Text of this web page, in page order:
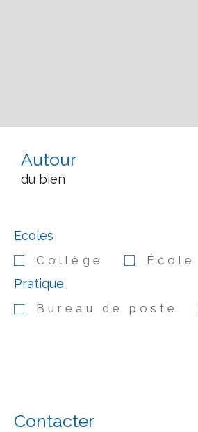
Autour
du bien
Ecoles
Collège
Pratique
Bureau de poste
Contacter